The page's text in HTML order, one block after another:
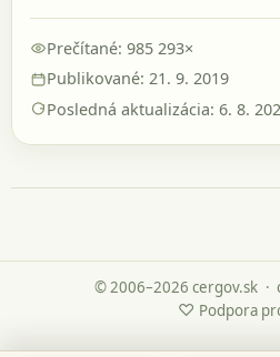
Prečítané: 985 293×
Publikované: 21. 9. 2019
Posledná aktualizácia: 6. 8.
© 2006–2026 cergov.sk
♡ Podpora
·